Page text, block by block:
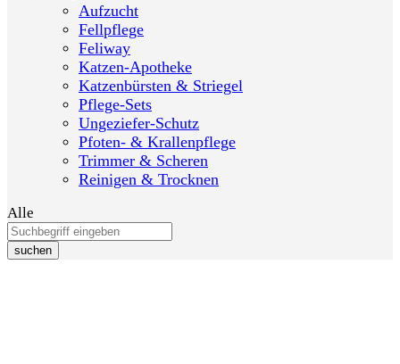
Aufzucht
Fellpflege
Feliway
Katzen-Apotheke
Katzenbürsten & Striegel
Pflege-Sets
Ungeziefer-Schutz
Pfoten- & Krallenpflege
Trimmer & Scheren
Reinigen & Trocknen
Alle
suchen